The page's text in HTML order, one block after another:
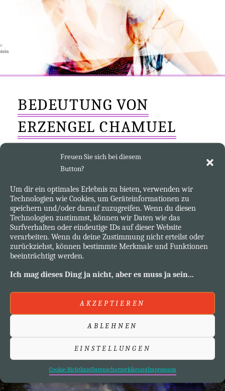
Freuen Sie sich bei diesem
Button?
Um dir ein optimales Erlebnis zu bieten, verwenden wir
Technologien wie Cookies, um Geräteinformationen zu
speichern und/oder darauf zuzugreifen. Wenn du diesen
Technologien zustimmst, können wir Daten wie das
Surfverhalten oder eindeutige IDs auf dieser Website
verarbeiten. Wenn du deine Zustimmung nicht erteilst oder
zurückziehst, können bestimmte Merkmale und Funktionen
beeinträchtigt werden.
Ich mag dieses Ding ja nicht, aber es muss ja sein...
AKZEPTIEREN
ABLEHNEN
EINSTELLUNGEN
Cookie-RichtlinieDatenschutzerklärungImpressum
BEDEUTUNG VON
ERZENGEL CHAMUEL
„Wir Engel dieser Generation sind für die Liebe des
Tierreichs inklusive der Menschen zuständig. Meines
Wissens gibt es auch Engel für Pflanzen und Gesteine, die
auch Liebe verspüren. Wir Engel der dritten Generation
sind ausserdem für den Weltfrieden verantwortlich. Aber
ohne Euch Menschen, die Ihr liebt, ist es uns nicht
möglich zu agieren. …“ sagt Erzengel Chamuel …
WEITER GEHT’S…
ERZENGEL